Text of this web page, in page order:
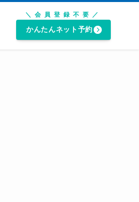
＼会員登録不要／
かんたんネット予約